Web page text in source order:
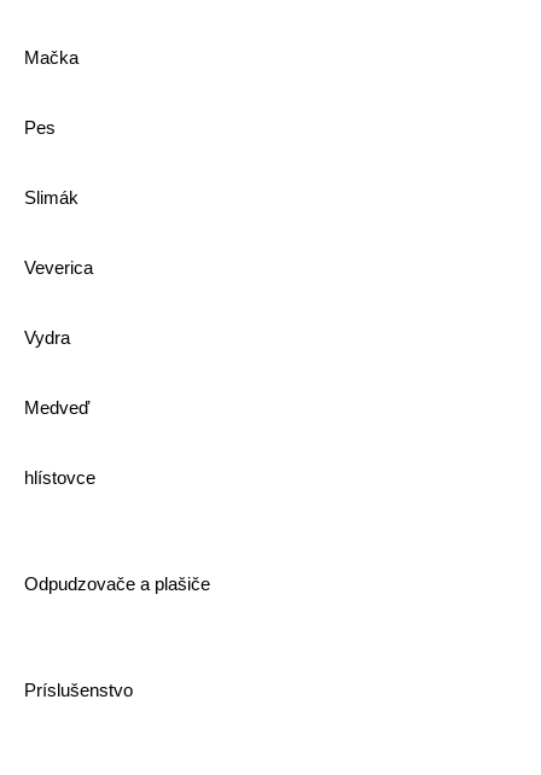
Mačka
Pes
Slimák
Veverica
Vydra
Medveď
hlístovce
Odpudzovače a plašiče
Príslušenstvo